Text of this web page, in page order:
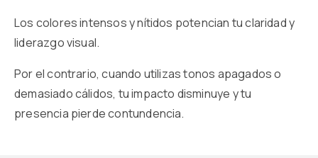
Los colores intensos y nítidos potencian tu claridad y
liderazgo visual.
Por el contrario, cuando utilizas tonos apagados o
demasiado cálidos, tu impacto disminuye y tu
presencia pierde contundencia.